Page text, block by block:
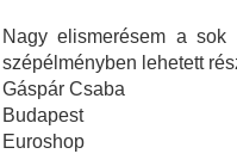
Nagy elismerésem a
szépélményben lehetett
Gáspár Csaba
Budapest
Euroshop